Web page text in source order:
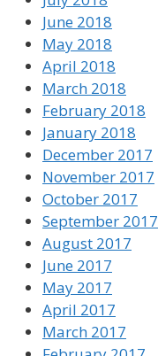
June 2018
May 2018
April 2018
March 2018
February 2018
January 2018
December 2017
November 2017
October 2017
September 2017
August 2017
June 2017
May 2017
April 2017
March 2017